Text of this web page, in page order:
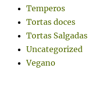
Temperos
Tortas doces
Tortas Salgadas
Uncategorized
Vegano